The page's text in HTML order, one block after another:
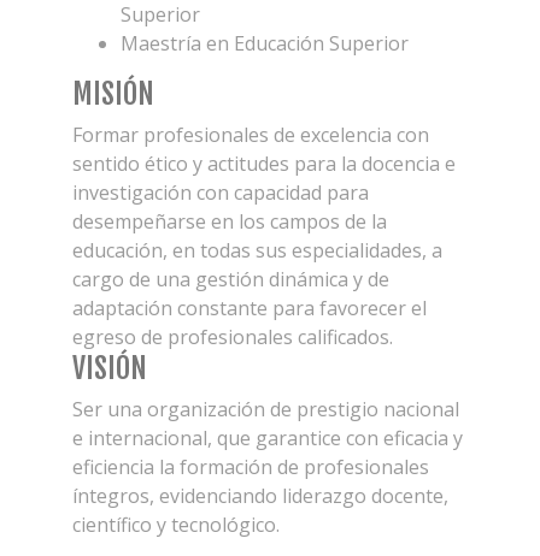
Superior
Maestría en Educación Superior
MISIÓN
Formar profesionales de excelencia con
sentido ético y actitudes para la docencia e
investigación con capacidad para
desempeñarse en los campos de la
educación, en todas sus especialidades, a
cargo de una gestión dinámica y de
adaptación constante para favorecer el
egreso de profesionales calificados.
VISIÓN
Ser una organización de prestigio nacional
e internacional, que garantice con eficacia y
eficiencia la formación de profesionales
íntegros, evidenciando liderazgo docente,
científico y tecnológico.